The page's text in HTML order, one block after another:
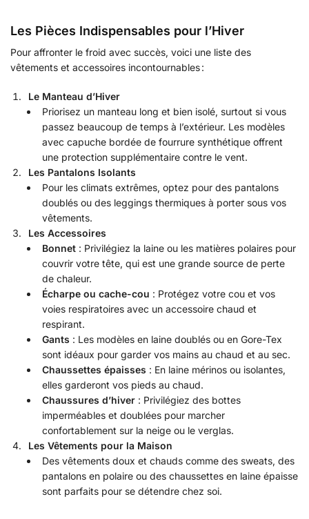
Les Pièces Indispensables pour l’Hiver
Pour affronter le froid avec succès, voici une liste des
vêtements et accessoires incontournables :
Le Manteau d’Hiver
Priorisez un manteau long et bien isolé, surtout si vous
passez beaucoup de temps à l’extérieur. Les modèles
avec capuche bordée de fourrure synthétique offrent
une protection supplémentaire contre le vent.
Les Pantalons Isolants
Pour les climats extrêmes, optez pour des pantalons
doublés ou des leggings thermiques à porter sous vos
vêtements.
Les Accessoires
Bonnet : Privilégiez la laine ou les matières polaires pour
couvrir votre tête, qui est une grande source de perte
de chaleur.
Écharpe ou cache-cou : Protégez votre cou et vos
voies respiratoires avec un accessoire chaud et
respirant.
Gants : Les modèles en laine doublés ou en Gore-Tex
sont idéaux pour garder vos mains au chaud et au sec.
Chaussettes épaisses : En laine mérinos ou isolantes,
elles garderont vos pieds au chaud.
Chaussures d’hiver : Privilégiez des bottes
imperméables et doublées pour marcher
confortablement sur la neige ou le verglas.
Les Vêtements pour la Maison
Des vêtements doux et chauds comme des sweats, des
pantalons en polaire ou des chaussettes en laine épaisse
sont parfaits pour se détendre chez soi.